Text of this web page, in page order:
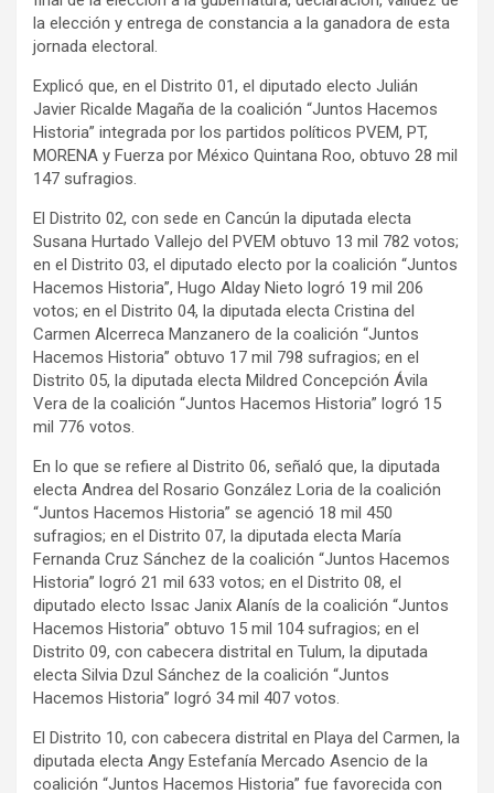
la elección y entrega de constancia a la ganadora de esta
jornada electoral.
Explicó que, en el Distrito 01, el diputado electo Julián
Javier Ricalde Magaña de la coalición “Juntos Hacemos
Historia” integrada por los partidos políticos PVEM, PT,
MORENA y Fuerza por México Quintana Roo, obtuvo 28 mil
147 sufragios.
El Distrito 02, con sede en Cancún la diputada electa
Susana Hurtado Vallejo del PVEM obtuvo 13 mil 782 votos;
en el Distrito 03, el diputado electo por la coalición “Juntos
Hacemos Historia”, Hugo Alday Nieto logró 19 mil 206
votos; en el Distrito 04, la diputada electa Cristina del
Carmen Alcerreca Manzanero de la coalición “Juntos
Hacemos Historia” obtuvo 17 mil 798 sufragios; en el
Distrito 05, la diputada electa Mildred Concepción Ávila
Vera de la coalición “Juntos Hacemos Historia” logró 15
mil 776 votos.
En lo que se refiere al Distrito 06, señaló que, la diputada
electa Andrea del Rosario González Loria de la coalición
“Juntos Hacemos Historia” se agenció 18 mil 450
sufragios; en el Distrito 07, la diputada electa María
Fernanda Cruz Sánchez de la coalición “Juntos Hacemos
Historia” logró 21 mil 633 votos; en el Distrito 08, el
diputado electo Issac Janix Alanís de la coalición “Juntos
Hacemos Historia” obtuvo 15 mil 104 sufragios; en el
Distrito 09, con cabecera distrital en Tulum, la diputada
electa Silvia Dzul Sánchez de la coalición “Juntos
Hacemos Historia” logró 34 mil 407 votos.
El Distrito 10, con cabecera distrital en Playa del Carmen, la
diputada electa Angy Estefanía Mercado Asencio de la
coalición “Juntos Hacemos Historia” fue favorecida con